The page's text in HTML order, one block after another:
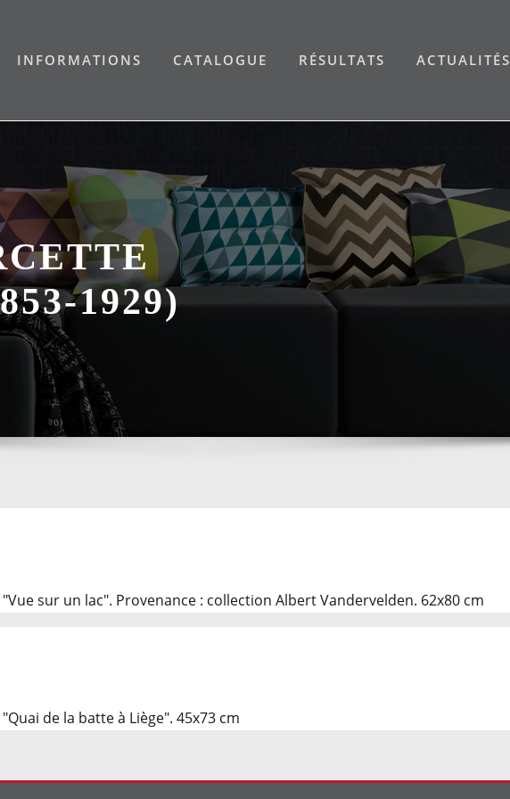
INFORMATIONS CATALOGUE RÉSULTATS ACTUALITÉS
1929)
sur un lac". Provenance : collection Albert Vandervelden. 62x80 cm
de la batte à Liège". 45x73 cm